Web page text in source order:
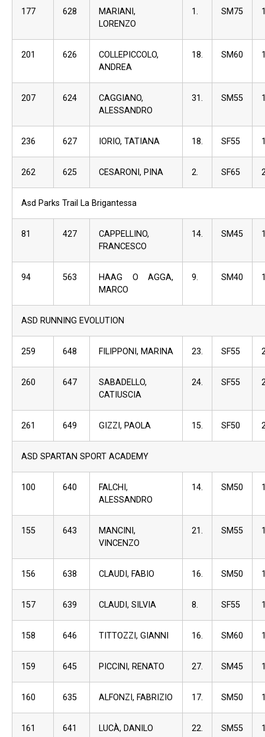
177 628
MARIANI,
LORENZO
1. SM75
201 626
COLLEPICCOLO,
ANDREA
18. SM60
207 624
CAGGIANO,
ALESSANDRO
31. SM55
236 627 IORIO, TATIANA 18. SF55
262 625 CESARONI, PINA 2. SF65
Asd Parks Trail La Brigantessa
81 427
CAPPELLINO,
FRANCESCO
14. SM45
94 563
HAAG O AGGA,
MARCO
9. SM40
ASD RUNNING EVOLUTION
259 648 FILIPPONI, MARINA 23. SF55
260 647
SABADELLO,
CATIUSCIA
24. SF55
261 649 GIZZI, PAOLA 15. SF50
ASD SPARTAN SPORT ACADEMY
100 640
FALCHI,
ALESSANDRO
14. SM50
155 643
MANCINI,
VINCENZO
21. SM55
156 638 CLAUDI, FABIO 16. SM50
157 639 CLAUDI, SILVIA 8. SF55
158 646 TITTOZZI, GIANNI 16. SM60
159 645 PICCINI, RENATO 27. SM45
160 635 ALFONZI, FABRIZIO 17. SM50
161 641 LUCÀ, DANILO 22. SM55